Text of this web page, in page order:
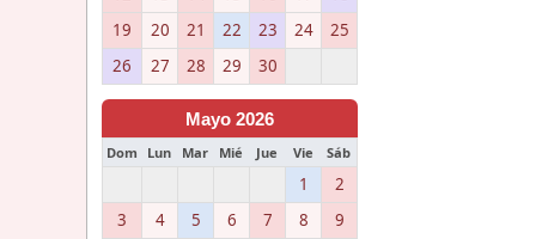
19
20 21 22 23 24
25
26
27 28 29 30
Mayo 2026
Dom Lun Mar Mié Jue Vie Sáb
1
2
3
4 5 6 7 8
9